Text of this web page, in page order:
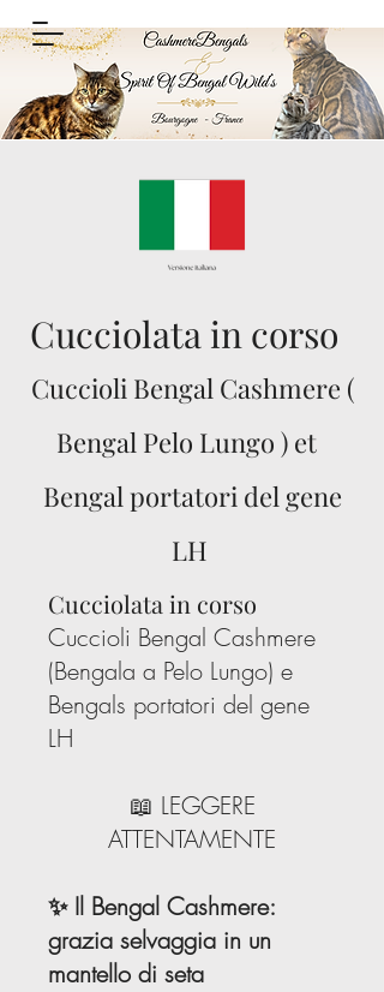
Cucciolata in corso
Cuccioli Bengal Cashmere (
Bengal Pelo Lungo ) et
Bengal portatori del gene
LH
Cucciolata in corso
Cuccioli Bengal Cashmere
(Bengala a Pelo Lungo) e
Bengals portatori del gene
LH
📖 LEGGERE
ATTENTAMENTE
✨ Il Bengal Cashmere:
grazia selvaggia in un
mantello di seta